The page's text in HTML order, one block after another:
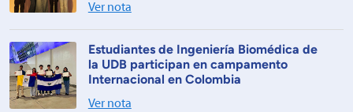
Ver nota
Estudiantes de Ingeniería Biomédica de
la UDB participan en campamento
Internacional en Colombia
Ver nota